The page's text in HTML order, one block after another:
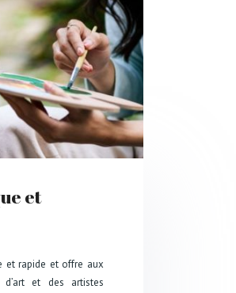
et
et rapide et offre aux
et des artistes